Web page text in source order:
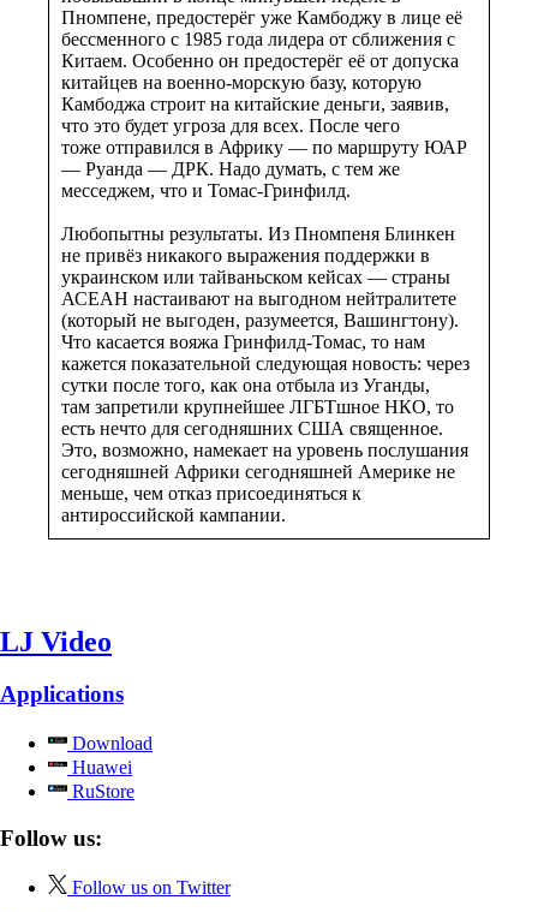
Пномпене, предостерёг уже Камбоджу в лице её
бессменного с 1985 года лидера от сближения с
Китаем. Особенно он предостерёг её от допуска
китайцев на военно-морскую базу, которую
Камбоджа строит на китайские деньги, заявив,
что это будет угроза для всех. После чего
тоже отправился в Африку — по маршруту ЮАР
— Руанда — ДРК. Надо думать, с тем же
месседжем, что и Томас-Гринфилд.
Любопытны результаты. Из Пномпеня Блинкен
не привёз никакого выражения поддержки в
украинском или тайваньском кейсах — страны
АСЕАН настаивают на выгодном нейтралитете
(который не выгоден, разумеется, Вашингтону).
Что касается вояжа Гринфилд-Томас, то нам
кажется показательной следующая новость: через
сутки после того, как она отбыла из Уганды,
там запретили крупнейшее ЛГБТшное НКО, то
есть нечто для сегодняшних США священное.
Это, возможно, намекает на уровень послушания
сегодняшней Африки сегодняшней Америке не
меньше, чем отказ присоединяться к
антироссийской кампании.
LJ Video
Applications
Download
Huawei
RuStore
Follow us:
Follow us on Twitter